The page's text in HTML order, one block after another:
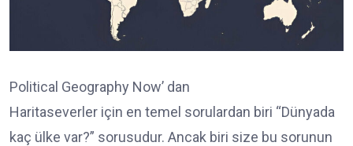
Political Geography Now’ dan
Haritaseverler için en temel sorulardan biri “Dünyada
kaç ülke var?” sorusudur. Ancak biri size bu sorunun